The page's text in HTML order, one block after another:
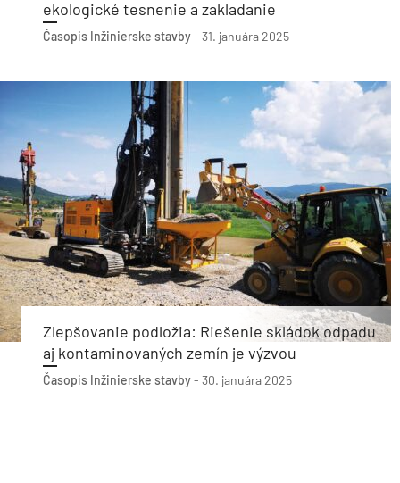
ekologické tesnenie a zakladanie
Časopis Inžinierske stavby- 31. januára 2025
Zlepšovanie podložia: Riešenie skládok odpadu
aj kontaminovaných zemín je výzvou
Časopis Inžinierske stavby- 30. januára 2025